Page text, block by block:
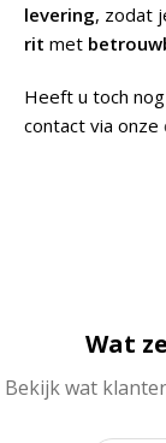
levering, zodat
rit met
Heeft u toch
contact via onze
Wat
Bekijk wat